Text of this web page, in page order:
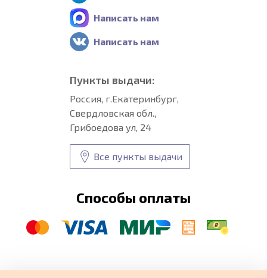
Написать нам
Написать нам
Пункты выдачи:
Россия, г.Екатеринбург,
Свердловская обл.,
Грибоедова ул, 24
Все пункты выдачи
Способы оплаты